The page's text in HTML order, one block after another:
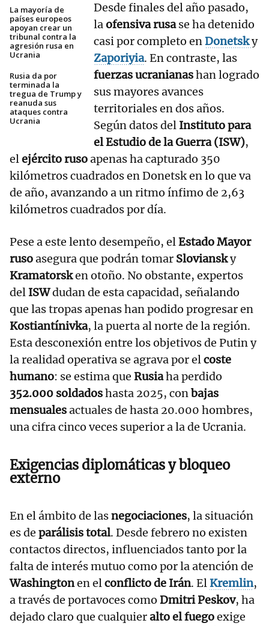
La mayoría de
países europeos
apoyan crear un
tribunal contra la
agresión rusa en
Ucrania
Rusia da por
terminada la
tregua de Trump y
reanuda sus
ataques contra
Ucrania
Desde finales del año pasado,
laofensiva rusase ha detenido
casi por completo enDonetsky
Zaporiyia. En contraste, las
fuerzas ucranianashan logrado
sus mayores avances
territoriales en dos años.
Según datos del Instituto para
el Estudio de la Guerra (ISW),
elejército rusoapenas ha capturado 350
kilómetros cuadrados en Donetsk en lo que va
de año, avanzando a un ritmo ínfimo de 2,63
kilómetros cuadrados por día.
Pese a este lento desempeño, elEstado Mayor
rusoasegura que podrán tomar Sloviansky
Kramatorsken otoño. No obstante, expertos
del ISWdudan de esta capacidad, señalando
que las tropas apenas han podido progresar en
Kostiantínivka, la puerta al norte de la región.
Esta desconexión entre los objetivos de Putin y
la realidad operativa se agrava por elcoste
humano: se estima que Rusiaha perdido
352.000 soldadoshasta 2025, conbajas
mensualesactuales de hasta 20.000 hombres,
una cifra cinco veces superior a la de Ucrania.
Exigencias diplomáticas y bloqueo
externo
En el ámbito de lasnegociaciones, la situación
es de parálisis total. Desde febrero no existen
contactos directos, influenciados tanto por la
falta de interés mutuo como por la atención de
Washingtonen elconflicto de Irán. ElKremlin,
a través de portavoces como Dmitri Peskov, ha
dejado claro que cualquieralto el fuegoexige